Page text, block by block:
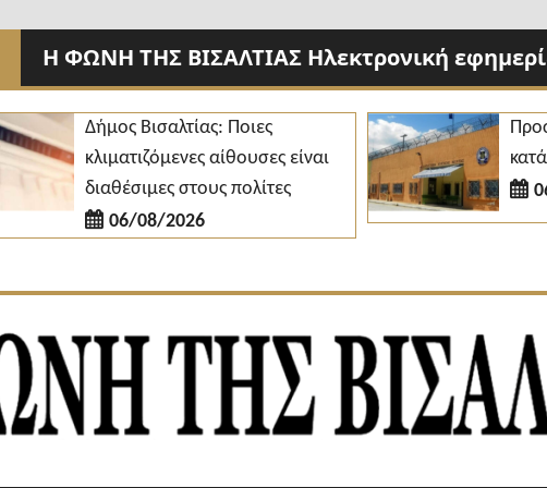
Η ΦΩΝΗ ΤΗΣ ΒΙΣΑΛΤΙΑΣ Ηλεκτρονική
Δήμος Βισαλτίας: Ποιες
κλιματιζόμενες αίθουσες είναι
διαθέσιμες στους πολίτες
06/08/2026
06/08/